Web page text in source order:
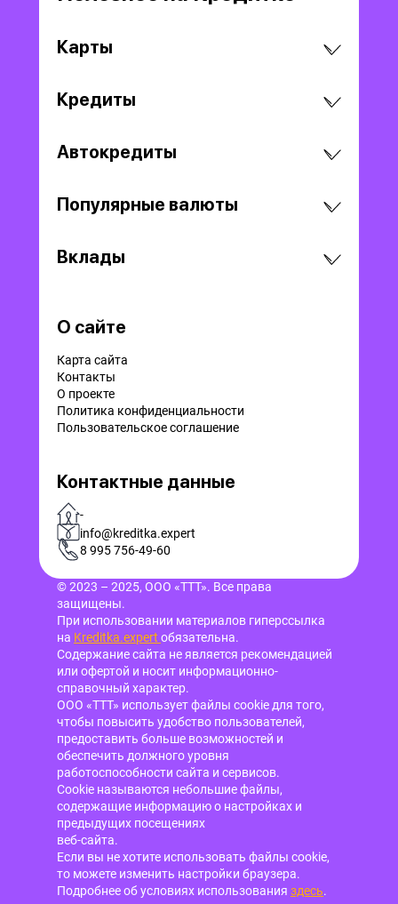
Карты
Кредиты
Автокредиты
Популярные валюты
Вклады
О сайте
Карта сайта
Контакты
О проекте
Политика конфиденциальности
Пользовательское соглашение
Контактные данные
-
info@kreditka.expert
8 995 756-49-60
© 2023 – 2025, ООО «ТТТ». Все права
защищены.
При использовании материалов гиперссылка
на Kreditka.expert обязательна.
Содержание сайта не является рекомендацией
или офертой и носит информационно-
справочный характер.
ООО «ТТТ» использует файлы cookie для того,
чтобы повысить удобство пользователей,
предоставить больше возможностей и
обеспечить должного уровня
работоспособности сайта и сервисов.
Cookie называются небольшие файлы,
содержащие информацию о настройках и
предыдущих посещениях
веб-сайта.
Если вы не хотите использовать файлы cookie,
то можете изменить настройки браузера.
Подробнее об условиях использования здесь.